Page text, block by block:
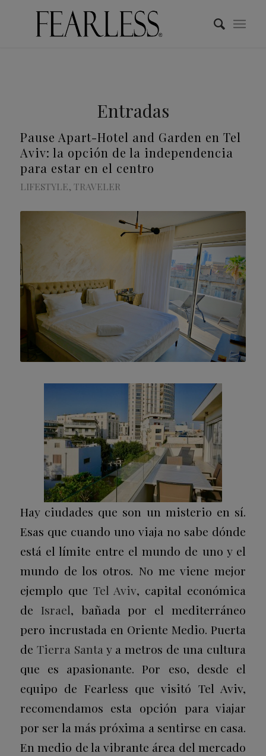
Entradas
Pause Apart-Hotel and Garden en Tel
Aviv: la opción de la independencia
para estar en el centro
LIFESTYLE, TRAVELER
Hay ciudades que son un misterio en sí.
Esas que cuando uno viaja no sabe dónde
está el límite entre el mundo de uno y el
mundo de los otros. No me viene mejor
ejemplo que Tel Aviv, capital económica
de Israel, bañada por el mediterráneo
pero incrustada en Oriente Medio. Puerta
de Tierra Santay a metros de una cultura
que es apasionante. Por eso, desde el
equipo de Fearless que visitó Tel Aviv,
recomendamos esta opción para viajar
por ser la más próxima a sentirse en casa.
En medio de la vibrante área del mercado